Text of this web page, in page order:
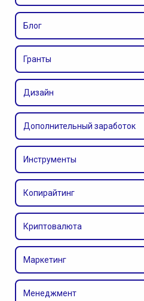
Блог
Гранты
Дизайн
Дополнительный заработок
Инструменты
Копирайтинг
Криптовалюта
Маркетинг
Менеджмент